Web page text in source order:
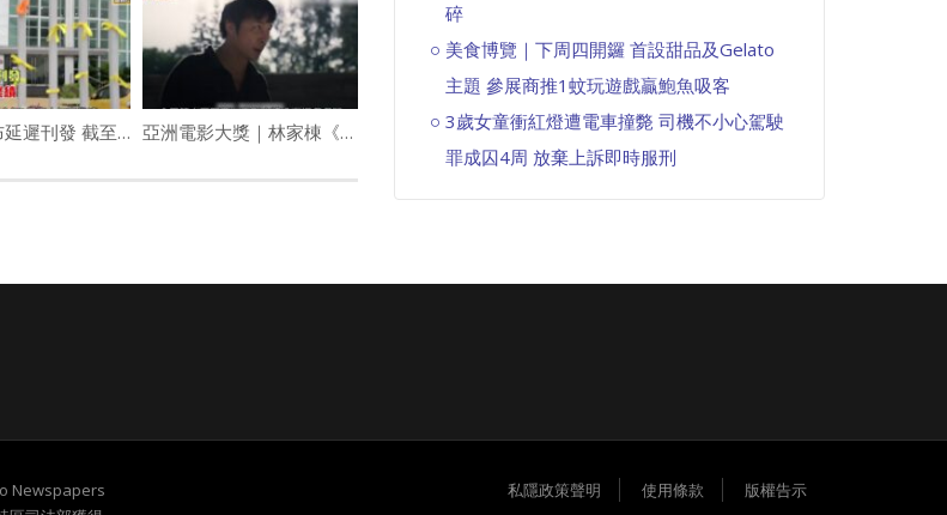
壹傳媒宣布延遲刊發 截至3月底年度業績 亞洲電影大獎｜林家棟《智齒》首提影帝 謝君豪李麗珍角逐男女配
碎
美食博覽｜下周四開鑼 首設甜品及Gelato
主題 參展商推1蚊玩遊戲贏鮑魚吸客
3歲女童衝紅燈遭電車撞斃 司機不小心駕駛
罪成囚4周 放棄上訴即時服刑
Newspapers
私隱政策聲明 使用條款 版權告示